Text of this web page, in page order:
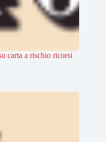
carta a rischio ricorsi